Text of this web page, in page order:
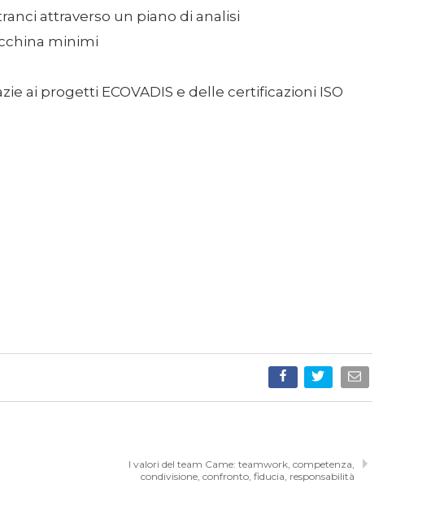
attraverso un piano di analisi
minimi
ai progetti ECOVADIS e delle certificazioni ISO
I valori del team Came: teamwork, competenza,
condivisione, confronto, fiducia, responsabilità